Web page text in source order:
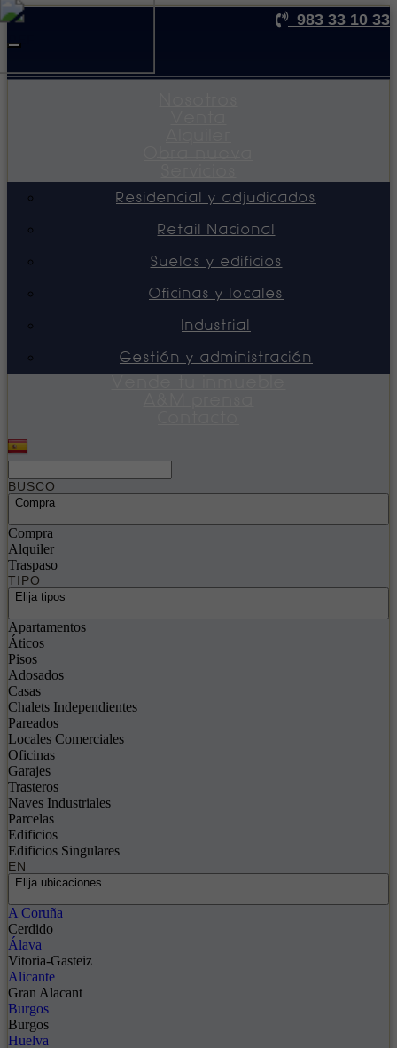
983 33 10 33
Residencial y adjudicados
Retail Nacional
Suelos y edificios
Oficinas y locales
Industrial
Gestión y administración
BUSCO
Compra
Compra
Alquiler
Traspaso
TIPO
Elija tipos
Apartamentos
Áticos
Pisos
Adosados
Casas
Chalets Independientes
Pareados
Locales Comerciales
Oficinas
Garajes
Trasteros
Naves Industriales
Parcelas
Edificios
Edificios Singulares
EN
Elija ubicaciones
A Coruña
Cerdido
Álava
Vitoria-Gasteiz
Alicante
Gran Alacant
Burgos
Burgos
Huelva